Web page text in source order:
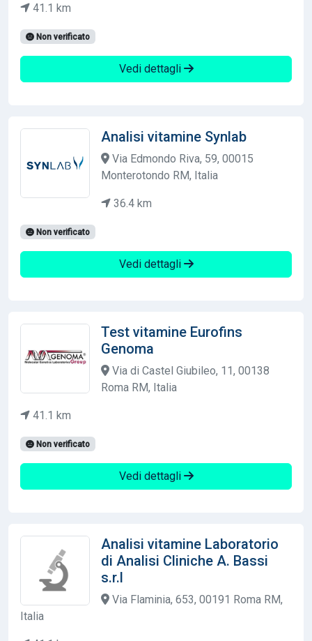
41.1 km
Non verificato
Vedi dettagli
Analisi vitamine Synlab
Via Edmondo Riva, 59, 00015
Monterotondo RM, Italia
36.4 km
Non verificato
Vedi dettagli
Test vitamine Eurofins
Genoma
Via di Castel Giubileo, 11, 00138
Roma RM, Italia
41.1 km
Non verificato
Vedi dettagli
Analisi vitamine Laboratorio
di Analisi Cliniche A. Bassi
s.r.l
Via Flaminia, 653, 00191 Roma RM,
Italia